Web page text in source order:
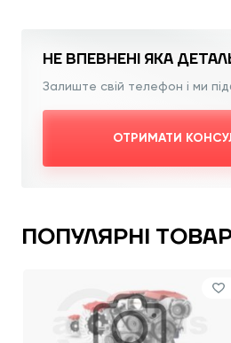
НЕ ВПЕВНЕНІ ЯКА
Залиште свій телефон і ми
ОТРИМАТИ
ПОПУЛЯРНІ